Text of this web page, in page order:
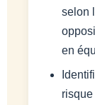
selon
en